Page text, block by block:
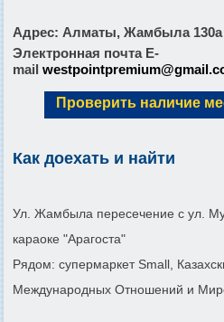
Адрес: Алматы, Жамбыла 130а
Электронная почта E-
mail
Проверить наличие
Как доехать и найти
Ул. Жамбыла пересечение с ул.
караоке "Арагоста"
Рядом: супермаркет Small,
Международных Отношений и